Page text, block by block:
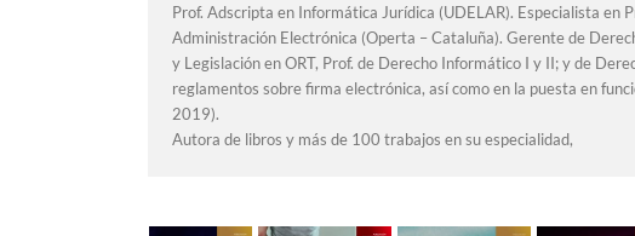
Prof. Adscripta en Informática Jurídica (UDELAR). Especialista en
Administración Electrónica (Operta – Cataluña). Gerente de
y Legislación en ORT, Prof. de Derecho Informático I y II; y de
reglamentos sobre firma electrónica, así como en la puesta en
2019).
Autora de libros y más de 100 trabajos en su especialidad,